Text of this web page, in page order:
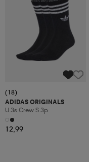
(18)
ADIDAS ORIGINALS
U 3s Crew S 3p
12,99